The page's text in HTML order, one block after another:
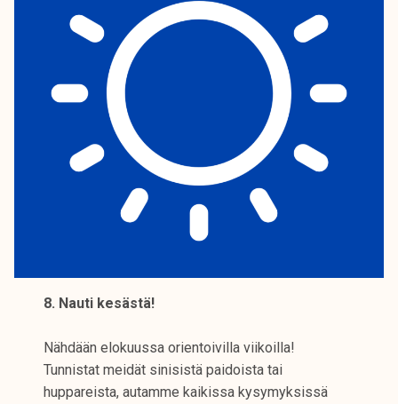
8. Nauti kesästä!
Nähdään elokuussa orientoivilla viikoilla!
Tunnistat meidät sinisistä paidoista tai
huppareista, autamme kaikissa kysymyksissä